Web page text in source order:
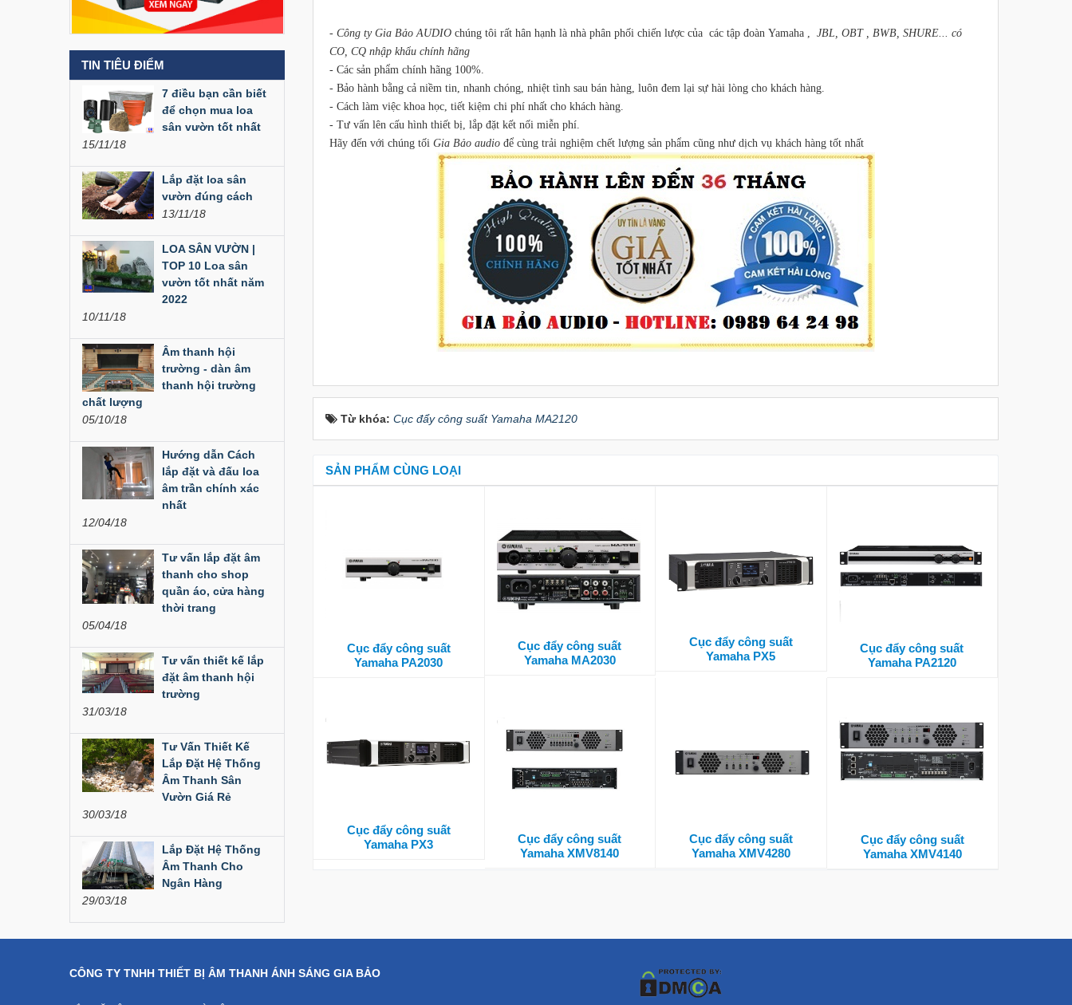
Liên hệ
Liên hệ
Liên hệ
Liên hệ
Đèn Led Moving 108
Liên hệ
Đèn Moving Beam
350W
Đèn Moving Beam 230
Plus
Liên hệ
Liên hệ
Cục đẩy công suất
Liên hệ
Dàn âm thanh hội
200,000,000 đ
Bàn Mixer
Allen&Heath...
Bàn Mixer
Allen&Heath...
TIN TIÊU ĐIỂM
7 điều bạn cần biết
để chọn mua loa
sân vườn tốt nhất
15/11/18
Lắp đặt loa sân
vườn đúng cách
13/11/18
LOA SÂN VƯỜN |
TOP 10 Loa sân
vườn tốt nhất năm
2022
10/11/18
Âm thanh hội
trường - dàn âm
thanh hội trường
chất lượng
05/10/18
Hướng dẫn Cách
lắp đặt và đấu loa
âm trần chính xác
nhất
12/04/18
Tư vấn lắp đặt âm
thanh cho shop
quần áo, cửa hàng
thời trang
05/04/18
Tư vấn thiết kế lắp
đặt âm thanh hội
trường
31/03/18
Tư Vấn Thiết Kế
Lắp Đặt Hệ Thống
Âm Thanh Sân
Vườn Giá Rẻ
30/03/18
Lắp Đặt Hệ Thống
Âm Thanh Cho
Ngân Hàng
29/03/18
- Công ty Gia Bảo AUDIO chúng tôi rất hân hạnh là nhà phân phối chiến lược của các tập đoàn Yamaha , JBL, OBT , BWB, SHURE... có
CO, CQ nhập khẩu chính hãng
- Các sản phẩm chính hãng 100%.
- Bảo hành bằng cả niềm tin, nhanh chóng, nhiệt tình sau bán hàng, luôn đem lại sự hài lòng cho khách hàng.
- Cách làm việc khoa học, tiết kiệm chi phí nhất cho khách hàng.
- Tư vấn lên cấu hình thiết bị, lắp đặt kết nối miễn phí.
Hãy đến với chúng tối Gia Bảo audio để cùng trải nghiệm chết lượng sản phẩm cũng như dịch vụ khách hàng tốt nhất
Từ khóa: Cục đẩy công suất Yamaha MA2120
SẢN PHẨM CÙNG LOẠI
Cục đẩy công suất
Yamaha PA2030
Cục đẩy công suất
Yamaha MA2030
Cục đẩy công suất
Yamaha PX5
Cục đẩy công suất
Yamaha PA2120
Cục đẩy công suất
Yamaha PX3
Cục đẩy công suất
Yamaha XMV8140
Cục đẩy công suất
Yamaha XMV4280
Cục đẩy công suất
Yamaha XMV4140
CÔNG TY TNHH THIẾT BỊ ÂM THANH ÁNH SÁNG GIA BẢO